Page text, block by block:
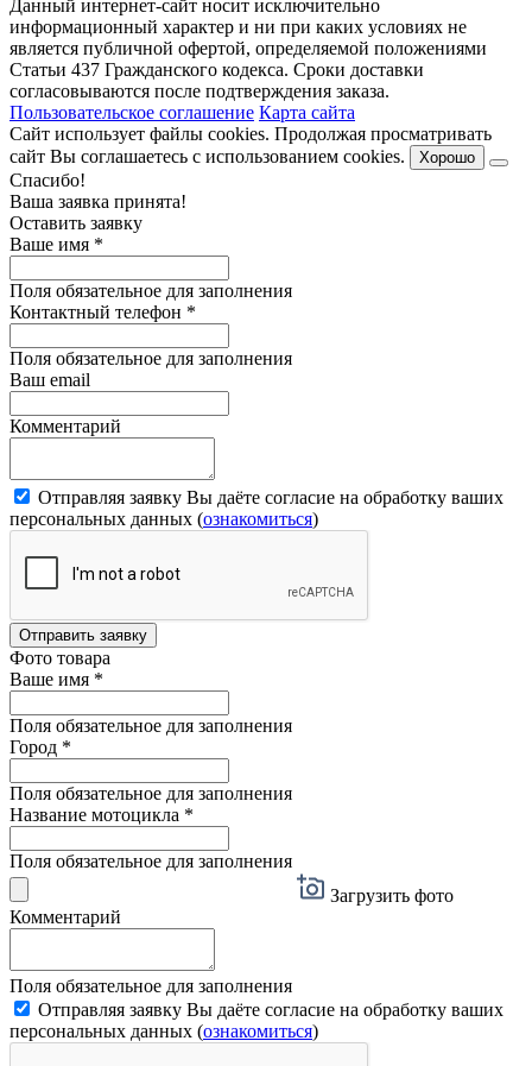
Данный интернет-сайт носит исключительно
информационный характер и ни при каких условиях не
является публичной офертой, определяемой положениями
Статьи 437 Гражданского кодекса. Сроки доставки
согласовываются после подтверждения заказа.
Пользовательское соглашение Карта сайта
Сайт использует файлы cookies. Продолжая просматривать
сайт Вы соглашаетесь с использованием cookies.
Хорошо
Спасибо!
Ваша заявка принята!
Оставить заявку
Ваше имя *
Поля обязательное для заполнения
Контактный телефон *
Поля обязательное для заполнения
Ваш email
Комментарий
Отправляя заявку Вы даёте согласие на обработку ваших
персональных данных (ознакомиться)
Отправить заявку
Фото товара
Ваше имя *
Поля обязательное для заполнения
Город *
Поля обязательное для заполнения
Название мотоцикла *
Поля обязательное для заполнения
Загрузить фото
Комментарий
Поля обязательное для заполнения
Отправляя заявку Вы даёте согласие на обработку ваших
персональных данных (ознакомиться)